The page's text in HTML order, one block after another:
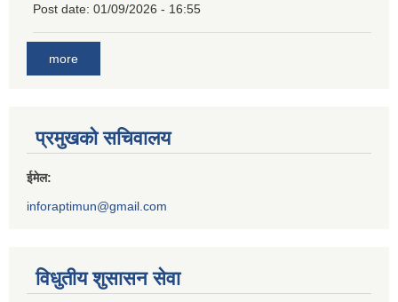
Post date: 01/09/2026 - 16:55
more
प्रमुखको सचिवालय
ईमेल:
inforaptimun@gmail.com
विधुतीय शुसासन सेवा